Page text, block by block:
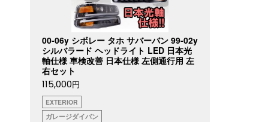
00-06y シボレー タホ サバーバン 99-02y
シルバラード ヘッドライト LED 日本光
軸仕様 車検改善 日本仕様 左側通行用 左
右セット
115,000円
EXTERIOR
ガレージダイバン